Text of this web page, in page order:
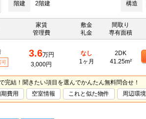
階建 2階建 構造
家賃
管理費
敷金
礼金
間取り
専有面積
可
3.6万円
3,000円
なし
1ヶ月
2DK
41.25m²
完結！聞きたい項目を選んでかんたん無料問合せ！
費用
空室情報 これと似た物件 周辺環境